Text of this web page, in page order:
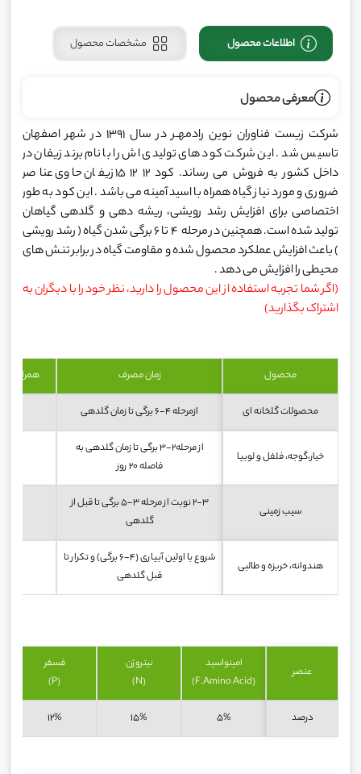
اطلاعات محصول مشخصات محصول
معرفی محصول
شرکت زیست فناوران نوین رادمهـر در سال 1391 در شهر اصفهان
تاسیس شد . این شرکت کود های تولیدی اش را با نام برند زیفان در
داخل کشور به فروش می رساند. کود 12 12 15 زیفان حاوی عناصر
ضروری و مورد نیاز گیاه همراه با اسید آمینه می باشد . این کود به طور
اختصاصی برای افزایش رشد رویشی، ریشه دهی و گلدهی گیاهان
تولید شده است. همچنین در مرحله 4 تا 6 برگی شدن گیاه ( رشد رویشی
) باعث افزایش عملکرد محصول شده و مقاومت گیاه در برابر تنش های
محیطی را افزایش می دهد .
(اگر شما تجربه استفاده از این محصول را دارید، نظر خود را با دیگران به
اشتراک بگذارید)
محصول زمان مصرف همراه با
محصولات گلخانه ای ازمرحله 4-6 برگی تا زمان گلدهی
خیار،گوجه، فلفل و لوبیا
از مرحله2-3 برگی تا زمان گلدهی به
فاصله 20 روز
سیب زمینی
2-3 نوبت از مرحله 3-5 برگی تا قبل از
گلدهی
هندوانه، خربزه و طالبی
شروع با اولین آبیاری (4-6 برگی) و تکرار تا
قبل گلدهی
عنصر
امینواسید
(F.Amino Acid)
نیتروژن
(N)
فسفر
(P)
درصد 5%
15%
12%